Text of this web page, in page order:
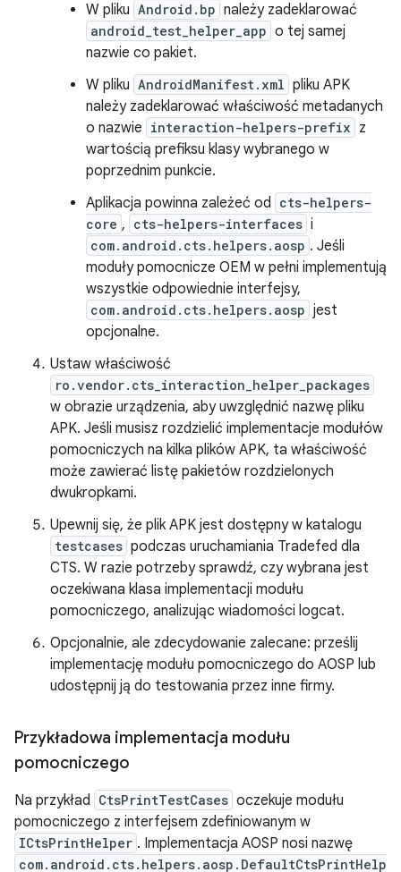
W pliku Android.bp należy zadeklarować
android_test_helper_app o tej samej
nazwie co pakiet.
W pliku AndroidManifest.xml pliku APK
należy zadeklarować właściwość metadanych
o nazwie interaction-helpers-prefix z
wartością prefiksu klasy wybranego w
poprzednim punkcie.
Aplikacja powinna zależeć od cts-helpers-
core , cts-helpers-interfaces i
com.android.cts.helpers.aosp . Jeśli
moduły pomocnicze OEM w pełni implementują
wszystkie odpowiednie interfejsy,
com.android.cts.helpers.aosp jest
opcjonalne.
Ustaw właściwość
ro.vendor.cts_interaction_helper_packages
w obrazie urządzenia, aby uwzględnić nazwę pliku
APK. Jeśli musisz rozdzielić implementacje modułów
pomocniczych na kilka plików APK, ta właściwość
może zawierać listę pakietów rozdzielonych
dwukropkami.
Upewnij się, że plik APK jest dostępny w katalogu
testcases podczas uruchamiania Tradefed dla
CTS. W razie potrzeby sprawdź, czy wybrana jest
oczekiwana klasa implementacji modułu
pomocniczego, analizując wiadomości logcat.
Opcjonalnie, ale zdecydowanie zalecane: prześlij
implementację modułu pomocniczego do AOSP lub
udostępnij ją do testowania przez inne firmy.
Przykładowa implementacja modułu
pomocniczego
Na przykład CtsPrintTestCases oczekuje modułu
pomocniczego z interfejsem zdefiniowanym w
ICtsPrintHelper . Implementacja AOSP nosi nazwę
com.android.cts.helpers.aosp.DefaultCtsPrintHelp